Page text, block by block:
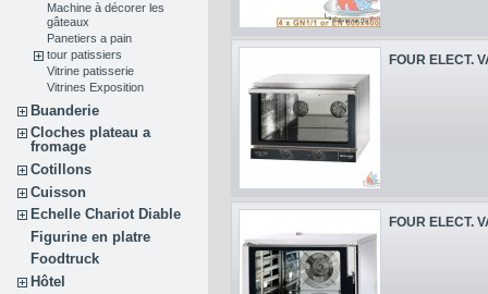
Machine à décorer les
gâteaux
Panetiers a pain
tour patissiers
Vitrine patisserie
Vitrines Exposition
Buanderie
Cloches plateau a
fromage
Cotillons
Cuisson
Echelle Chariot Diable
Figurine en platre
Foodtruck
Hôtel
FOUR ELECT.
FOUR ELECT.